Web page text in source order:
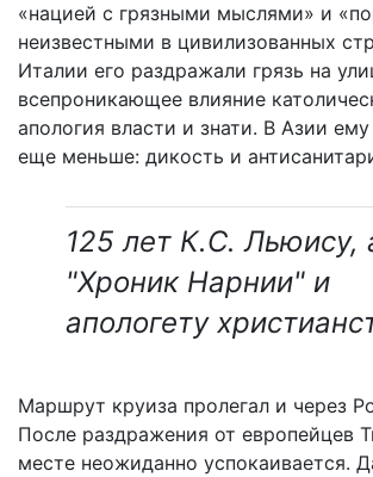
«нацией с грязными мыслями» и
неизвестными в цивилизованных
Италии его раздражали грязь на
всепроникающее влияние
апология власти и знати. В Азии
еще меньше: дикость и
125 лет К.С. Льюису,
"Хроник Нарнии" и
апологету
Маршрут круиза пролегал и через
После раздражения от европейцев
месте неожиданно успокаивается.